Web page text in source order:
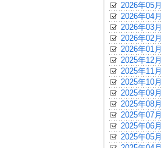
2026年05月
2026年04月
2026年03月
2026年02月
2026年01月
2025年12月
2025年11月
2025年10月
2025年09月
2025年08月
2025年07月
2025年06月
2025年05月